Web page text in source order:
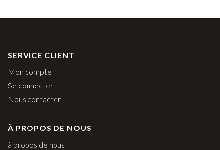
SERVICE CLIENT
Mon compte
Se connecter
Nous contacter
À PROPOS DE NOUS
à propos de nous